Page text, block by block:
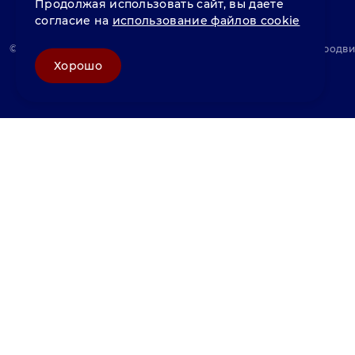
© «Велунд нержавейка» 2025, Разработка и комплексное
Продолжая использовать сайт, вы даете
согласие на использование файлов cookie
Хорошо